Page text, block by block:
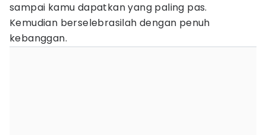
sampai kamu dapatkan yang paling pas.
Kemudian berselebrasilah dengan penuh
kebanggan.